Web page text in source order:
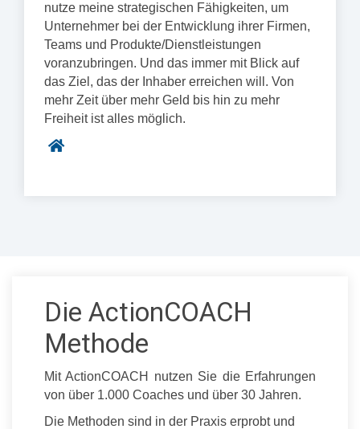
nutze meine strategischen Fähigkeiten, um
Unternehmer bei der Entwicklung ihrer Firmen,
Teams und Produkte/Dienstleistungen
voranzubringen. Und das immer mit Blick auf
das Ziel, das der Inhaber erreichen will. Von
mehr Zeit über mehr Geld bis hin zu mehr
Freiheit ist alles möglich.
Die ActionCOACH
Methode
Mit ActionCOACH nutzen Sie die Erfahrungen
von über 1.000 Coaches und über 30 Jahren.
Die Methoden sind in der Praxis erprobt und